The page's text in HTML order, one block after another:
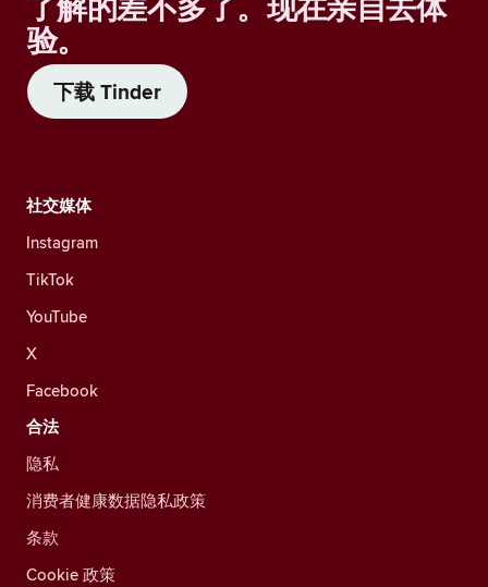
了解的差不多了。现在亲自去体
验。
下载 Tinder
社交媒体
Instagram
TikTok
YouTube
X
Facebook
合法
隐私
消费者健康数据隐私政策
条款
Cookie 政策